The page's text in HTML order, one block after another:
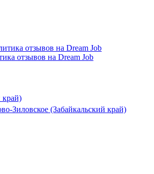
отзывов на Dream Job
край)
Зиловское (Забайкальский край)